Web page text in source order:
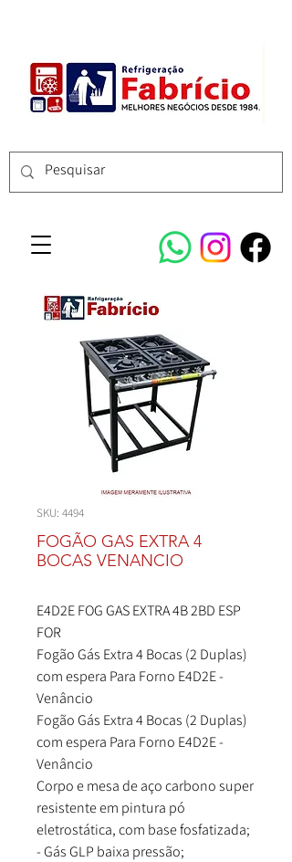
SKU: 4494
FOGÃO GAS EXTRA 4
BOCAS VENANCIO
E4D2E FOG GAS EXTRA 4B 2BD ESP
FOR
Fogão Gás Extra 4 Bocas (2 Duplas)
com espera Para Forno E4D2E -
Venâncio
Fogão Gás Extra 4 Bocas (2 Duplas)
com espera Para Forno E4D2E -
Venâncio
Corpo e mesa de aço carbono super
resistente em pintura pó
eletrostática, com base fosfatizada;
- Gás GLP baixa pressão;